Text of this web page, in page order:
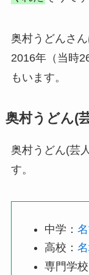
奥村うどんさ
2016年（当時
もいます。
奥村うどん(
奥村うどん(芸
す。
中学：
高校：
専門学校